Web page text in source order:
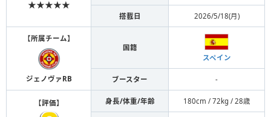
★★★★★
搭載日 2026/5/18(月)
【所属チーム】
ジェノヴァRB
国籍
スペイン
ブースター -
【評価】 身長/体重/年齢 180cm / 72kg / 28歳